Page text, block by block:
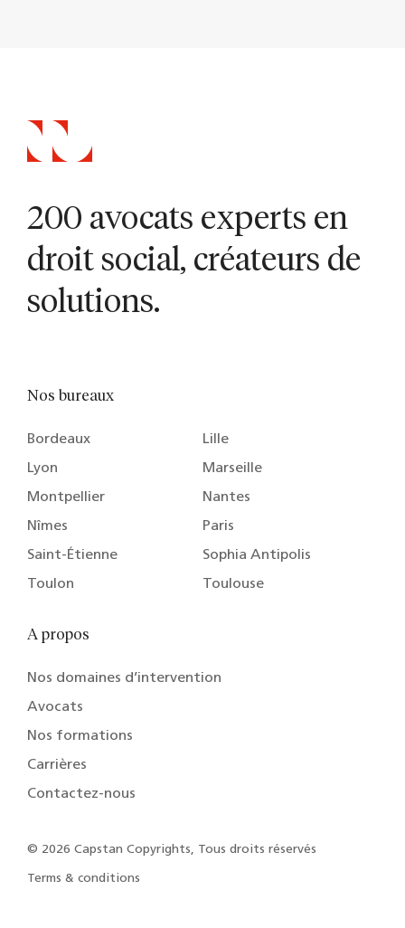
200 avocats experts en
droit social, créateurs de
solutions.
Nos bureaux
Bordeaux
Lille
Lyon
Marseille
Montpellier
Nantes
Nîmes
Paris
Saint-Étienne
Sophia Antipolis
Toulon
Toulouse
A propos
Nos domaines d’intervention
Avocats
Nos formations
Carrières
Contactez-nous
© 2026 Capstan Copyrights, Tous droits réservés
Terms & conditions